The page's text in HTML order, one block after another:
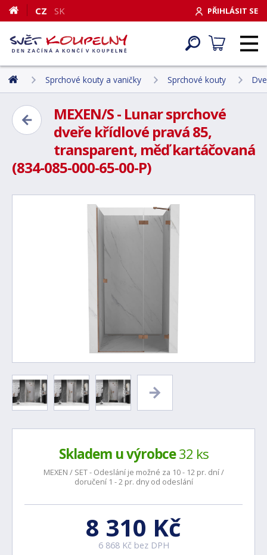
PŘIHLÁSIT SE
CZ SK
Sprchové kouty a vaničky Sprchové kouty
MEXEN/S - Lunar sprchové
dveře křídlové pravá 85,
transparent, měď kartáčovaná
(834-085-000-65-00-P)
Skladem u výrobce32 ks
MEXEN / SET - Odeslání je možné za 10 - 12 pr. dní /
doručení 1 - 2 pr. dny od odeslání
8 310 Kč
6 868 Kč bez DPH